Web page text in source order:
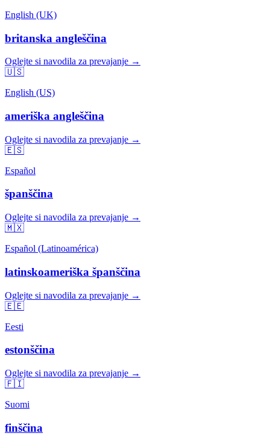
English (UK)
britanska angleščina
Oglejte si navodila za prevajanje →
🇺🇸
English (US)
ameriška angleščina
Oglejte si navodila za prevajanje →
🇪🇸
Español
španščina
Oglejte si navodila za prevajanje →
🇲🇽
Español (Latinoamérica)
latinskoameriška španščina
Oglejte si navodila za prevajanje →
🇪🇪
Eesti
estonščina
Oglejte si navodila za prevajanje →
🇫🇮
Suomi
finščina